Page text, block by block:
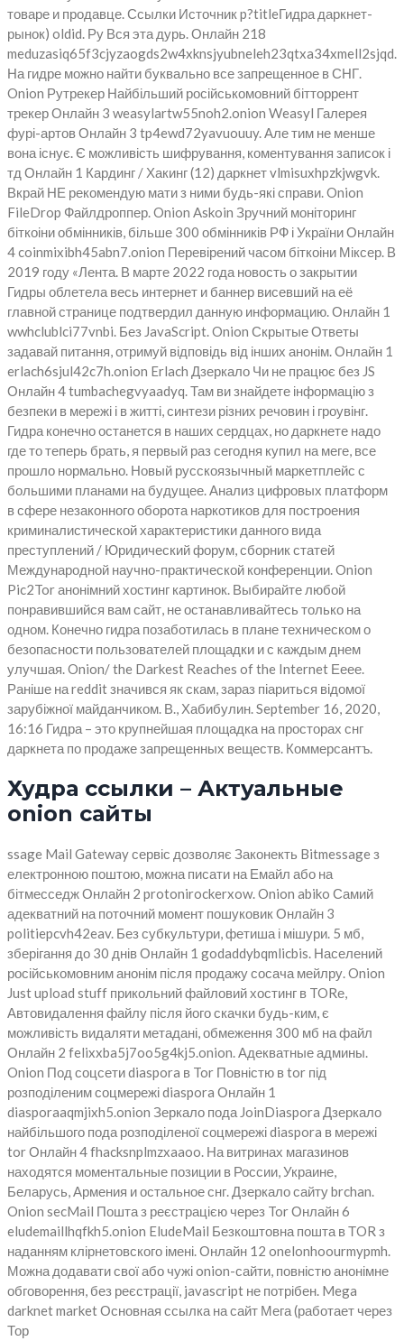
товаре и продавце. Ссылки Источник p?titleГидра даркнет-
рынок) oldid. Ру Вся эта дурь. Онлайн 218
meduzasiq65f3cjyzaogds2w4xknsjyubneleh23qtxa34xmell2sjqd.
На гидре можно найти буквально все запрещенное в СНГ.
Onion Рутрекер Найбільший російськомовний бітторрент
трекер Онлайн 3 weasylartw55noh2.onion Weasyl Галерея
фурі-артов Онлайн 3 tp4ewd72yavuouuy. Але тим не менше
вона існує. Є можливість шифрування, коментування записок і
тд Онлайн 1 Кардинг / Хакинг (12) даркнет vlmisuxhpzkjwgvk.
Вкрай НЕ рекомендую мати з ними будь-які справи. Onion
FileDrop Файлдроппер. Onion Askoin Зручний моніторинг
біткоіни обмінників, більше 300 обмінників РФ і України Онлайн
4 coinmixibh45abn7.onion Перевірений часом біткоіни Міксер. В
2019 году «Лента. В марте 2022 года новость о закрытии
Гидры облетела весь интернет и баннер висевший на её
главной странице подтвердил данную информацию. Онлайн 1
wwhclublci77vnbi. Без JavaScript. Onion Скрытые Ответы
задавай питання, отримуй відповідь від інших анонім. Онлайн 1
erlach6sjul42c7h.onion Erlach Дзеркало Чи не працює без JS
Онлайн 4 tumbachegvyaadyq. Там ви знайдете інформацію з
безпеки в мережі і в житті, синтези різних речовин і гроувінг.
Гидра конечно останется в наших сердцах, но даркнете надо
где то теперь брать, я первый раз сегодня купил на меге, все
прошло нормально. Новый русскоязычный маркетплейс с
большими планами на будущее. Анализ цифровых платформ
в сфере незаконного оборота наркотиков для построения
криминалистической характеристики данного вида
преступлений / Юридический форум, сборник статей
Международной научно-практической конференции. Onion
Pic2Tor анонімний хостинг картинок. Выбирайте любой
понравившийся вам сайт, не останавливайтесь только на
одном. Конечно гидра позаботилась в плане техническом о
безопасности пользователей площадки и с каждым днем
улучшая. Onion/ the Darkest Reaches of the Internet Ееее.
Раніше на reddit значився як скам, зараз піариться відомої
зарубіжної майданчиком. В., Хабибулин. September 16, 2020,
16:16 Гидра – это крупнейшая площадка на просторах снг
даркнета по продаже запрещенных веществ. Коммерсантъ.
Худра ссылки – Актуальные
onion сайты
ssage Mail Gateway сервіс дозволяє Законекть Bitmessage з
електронною поштою, можна писати на Емайл або на
бітмесседж Онлайн 2 protonirockerxow. Onion abiko Самий
адекватний на поточний момент пошуковик Онлайн 3
politiepcvh42eav. Без субкультури, фетиша і мішури. 5 мб,
зберігання до 30 днів Онлайн 1 godaddybqmlicbis. Населений
російськомовним анонім після продажу сосача мейлру. Onion
Just upload stuff прикольний файловий хостинг в TORе,
Автовидалення файлу після його скачки будь-ким, є
можливість видаляти метадані, обмеження 300 мб на файл
Онлайн 2 felixxba5j7oo5g4kj5.onion. Адекватные админы.
Onion Под соцсети diaspora в Tor Повністю в tor під
розподіленим соцмережі diaspora Онлайн 1
diasporaaqmjixh5.onion Зеркало пода JoinDiaspora Дзеркало
найбільшого пода розподіленої соцмережі diaspora в мережі
tor Онлайн 4 fhacksnplmzxaaoo. На витринах магазинов
находятся моментальные позиции в России, Украине,
Беларусь, Армения и остальное снг. Дзеркало сайту brchan.
Onion secMail Пошта з реєстрацією через Tor Онлайн 6
eludemaillhqfkh5.onion EludeMail Безкоштовна пошта в ТOR з
наданням клірнетовского імені. Онлайн 12 onelonhoourmypmh.
Можна додавати свої або чужі onion-сайти, повністю анонімне
обговорення, без реєстрації, javascript не потрібен. Mega
darknet market Основная ссылка на сайт Мега (работает через
Тор